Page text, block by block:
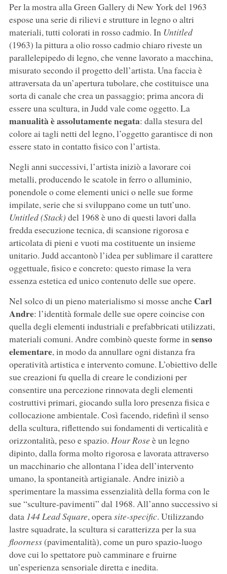
Per la mostra alla Green Gallery di New York del 1963
espose una serie di rilievi e strutture in legno o altri
materiali, tutti colorati in rosso cadmio. In Untitled
(1963) la pittura a olio rosso cadmio chiaro riveste un
parallelepipedo di legno, che venne lavorato a macchina,
misurato secondo il progetto dell’artista. Una faccia è
attraversata da un’apertura tubolare, che costituisce una
sorta di canale che crea un passaggio; prima ancora di
essere una scultura, in Judd vale come oggetto. La
manualità è assolutamente negata: dalla stesura del
colore ai tagli netti del legno, l’oggetto garantisce di non
essere stato in contatto fisico con l’artista.
Negli anni successivi, l’artista iniziò a lavorare coi
metalli, producendo le scatole in ferro o alluminio,
ponendole o come elementi unici o nelle sue forme
impilate, serie che si sviluppano come un tutt’uno.
Untitled (Stack) del 1968 è uno di questi lavori dalla
fredda esecuzione tecnica, di scansione rigorosa e
articolata di pieni e vuoti ma costituente un insieme
unitario. Judd accantonò l’idea per sublimare il carattere
oggettuale, fisico e concreto: questo rimase la vera
essenza estetica ed unico contenuto delle sue opere.
Nel solco di un pieno materialismo si mosse anche Carl
Andre: l’identità formale delle sue opere coincise con
quella degli elementi industriali e prefabbricati utilizzati,
materiali comuni. Andre combinò queste forme insenso
elementare, in modo da annullare ogni distanza fra
operatività artistica e intervento comune. L’obiettivo delle
sue creazioni fu quella di creare le condizioni per
consentire una percezione rinnovata degli elementi
costruttivi primari, giocando sulla loro presenza fisica e
collocazione ambientale. Così facendo, ridefinì il senso
della scultura, riflettendo sui fondamenti di verticalità e
orizzontalità, peso e spazio. Hour Roseè un legno
dipinto, dalla forma molto rigorosa e lavorata attraverso
un macchinario che allontana l’idea dell’intervento
umano, la spontaneità artigianale. Andre iniziò a
sperimentare la massima essenzialità della forma con le
sue “sculture-pavimenti” dal 1968. All’anno successivo si
data 144 Lead Square, operasite-specific. Utilizzando
lastre squadrate, la scultura si caratterizza per la sua
floorness(pavimentalità), come un puro spazio-luogo
dove cui lo spettatore può camminare e fruirne
un’esperienza sensoriale diretta e inedita.